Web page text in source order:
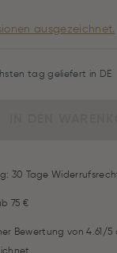
ausgezeichnet.
tag geliefert in DE
30 Tage
75 €
Bewertung von 4.61/